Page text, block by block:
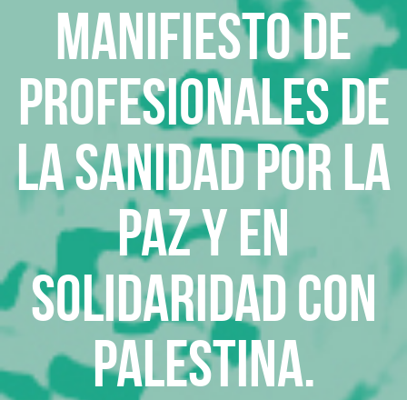
Manifiesto de
profesionales de
la sanidad por la
paz y en
solidaridad con
Palestina.